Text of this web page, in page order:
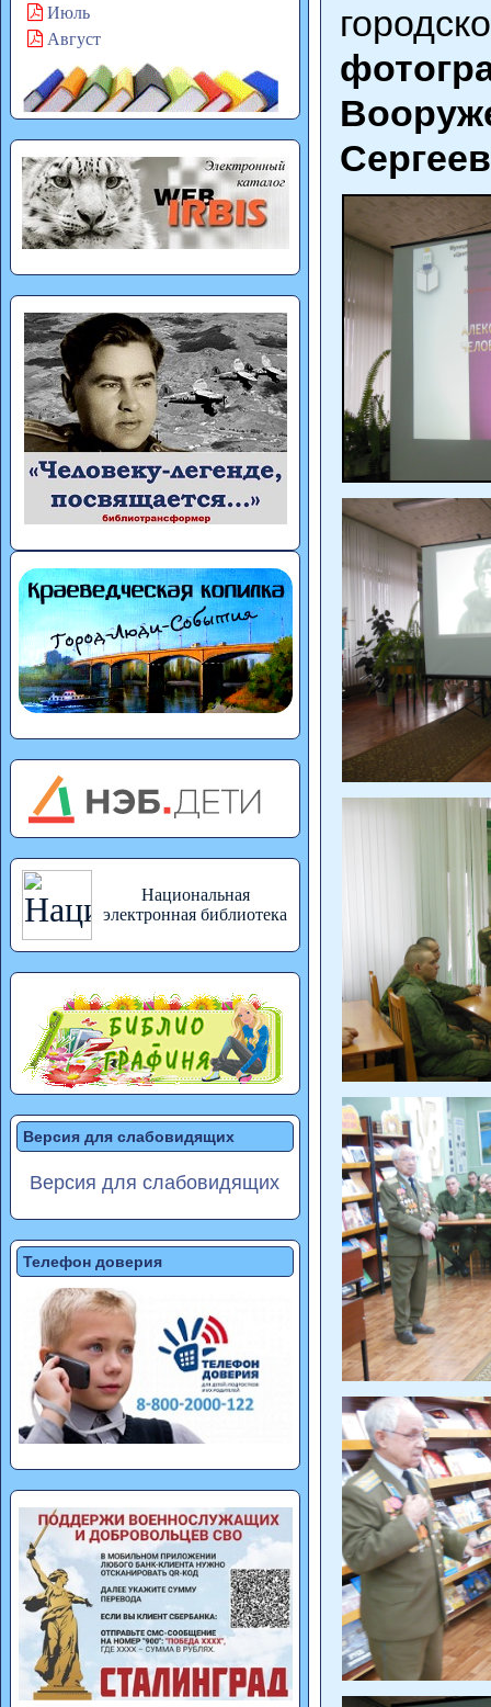
Июль
Август
Национальная
электронная библиотека
Версия для слабовидящих
Версия для слабовидящих
Телефон доверия